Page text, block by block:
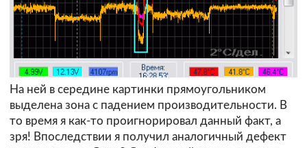
На ней в середине картинки прямоугольником
выделена зона с падением производительности. В
то время я как-то проигнорировал данный факт, а
зря! Впоследствии я получил аналогичный дефект